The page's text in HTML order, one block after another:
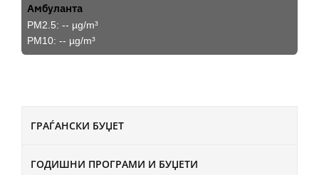
ГРАЃАНСКИ БУЏЕТ
ГОДИШНИ ПРОГРАМИ И БУЏЕТИ
Амбуланта
PM2.5: -- µg/m³
PM10: -- µg/m³